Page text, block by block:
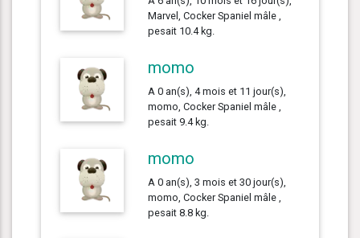
Marvel, Cocker Spaniel mâle ,
pesait 10.4 kg.
momo
A 0 an(s), 4 mois et 11 jour(s),
momo, Cocker Spaniel mâle ,
pesait 9.4 kg.
momo
A 0 an(s), 3 mois et 30 jour(s),
momo, Cocker Spaniel mâle ,
pesait 8.8 kg.